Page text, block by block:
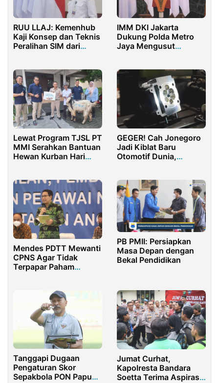
RUU LLAJ: Kemenhub
Kaji Konsep dan Teknis
Peralihan SIM dari
IMM DKI Jakarta
Dukung Polda Metro
Jaya Mengusut
Lewat Program TJSL PT
MMI Serahkan Bantuan
Hewan Kurban Hari
GEGER! Cah Jonegoro
Jadi Kiblat Baru
Otomotif Dunia,
Mendes PDTT Mewanti
CPNS Agar Tidak
Terpapar Paham
PB PMII: Persiapkan
Masa Depan dengan
Bekal Pendidikan
Tanggapi Dugaan
Pengaturan Skor
Sepakbola PON Papua,
Jumat Curhat,
Kapolresta Bandara
Soetta Terima Aspirasi